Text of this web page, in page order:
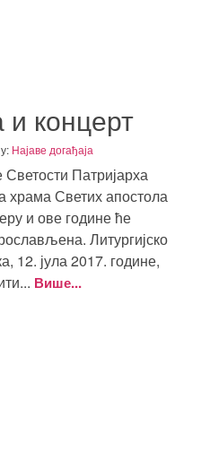
концерт
Најаве догађаја
Патријарха
храма Светих апостола
и ове године ће
Литургијско
12. јула 2017. године,
Више...